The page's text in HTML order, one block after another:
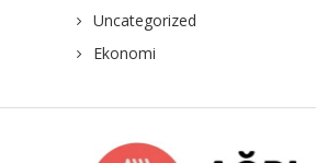
Uncategorized
Ekonomi